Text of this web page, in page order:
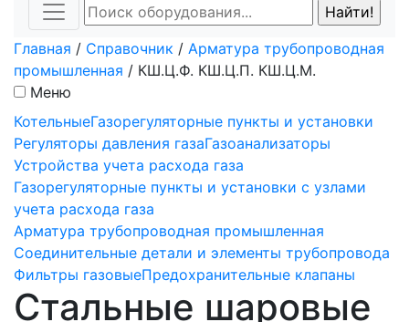
Главная / Справочник / Арматура трубопроводная
промышленная / КШ.Ц.Ф. КШ.Ц.П. КШ.Ц.М.
Меню
КотельныеГазорегуляторные пункты и установки
Регуляторы давления газаГазоанализаторы
Устройства учета расхода газа
Газорегуляторные пункты и установки с узлами
учета расхода газа
Арматура трубопроводная промышленная
Соединительные детали и элементы трубопровода
Фильтры газовыеПредохранительные клапаны
Стальные шаровые